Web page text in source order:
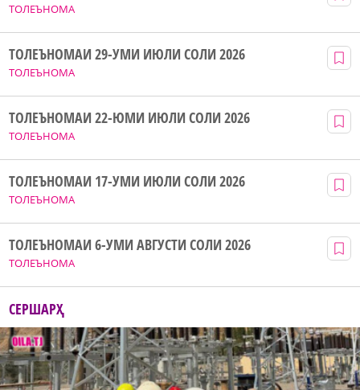
ТОЛЕЪНОМА
ТОЛЕЪНОМА
ТОЛЕЪНОМАИ 29-УМИ ИЮЛИ СОЛИ 2026
ТОЛЕЪНОМА
ТОЛЕЪНОМАИ 22-ЮМИ ИЮЛИ СОЛИ 2026
ТОЛЕЪНОМА
ТОЛЕЪНОМАИ 17-УМИ ИЮЛИ СОЛИ 2026
ТОЛЕЪНОМА
ТОЛЕЪНОМАИ 6-УМИ АВГУСТИ СОЛИ 2026
СЕРШАРҲ